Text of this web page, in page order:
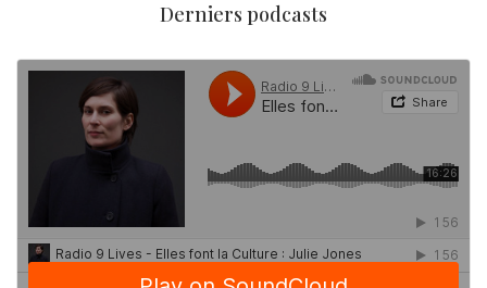
Derniers podcasts